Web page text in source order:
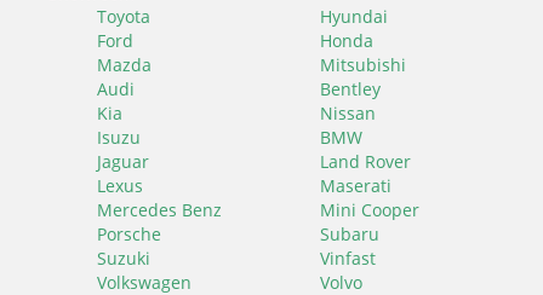
Toyota
Hyundai
Ford
Honda
Mazda
Mitsubishi
Audi
Bentley
Kia
Nissan
Isuzu
BMW
Jaguar
Land Rover
Lexus
Maserati
Mercedes Benz
Mini Cooper
Porsche
Subaru
Suzuki
Vinfast
Volkswagen
Volvo